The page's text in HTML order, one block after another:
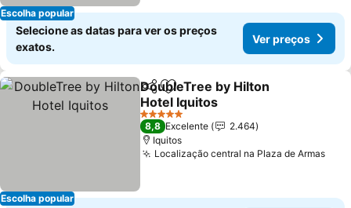
Escolha popular
Selecione as datas para ver os preços
exatos.
Ver preços
Escolha popular
PartilharAdicionar aos favoritos
DoubleTree by Hilton
Hotel Iquitos
5 Estrelas
8,8 Excelente
2.464
Iquitos
Localização central na Plaza de Armas